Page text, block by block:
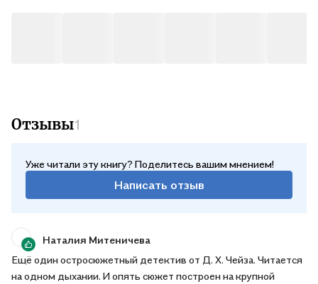
Отзывы1
Уже читали эту книгу? Поделитесь вашим мнением!
Написать отзыв
Наталия Митеничева
Ещё один остросюжетный детектив от Д. Х. Чейза. Читается
на одном дыхании. И опять сюжет построен на крупной